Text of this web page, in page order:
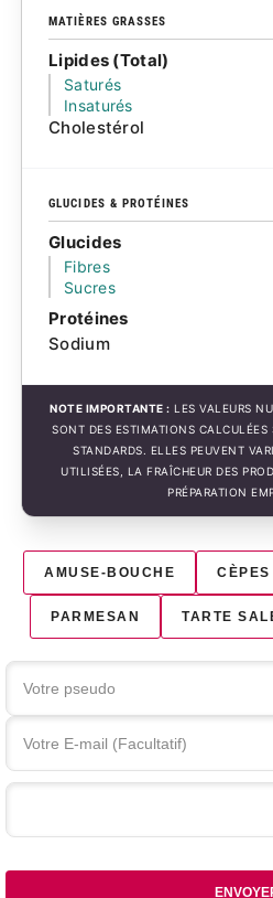
MATIÈRES GRASSES
Lipides (Total)
Saturés
Insaturés
Cholestérol
GLUCIDES & PROTÉINES
Glucides
Fibres
Sucres
Protéines
Sodium
NOTE IMPORTANTE : LES VALEURS
SONT DES ESTIMATIONS
STANDARDS. ELLES PEUVENT
UTILISÉES, LA FRAÎCHEUR DES
PRÉPARATION
AMUSE-BOUCHE CÈPES
PARMESAN TARTE
Votre commentaire